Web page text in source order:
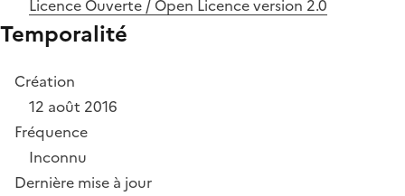
Licence Ouverte / Open Licence version 2.0
Temporalité
Création
12 août 2016
Fréquence
Inconnu
Dernière mise à jour